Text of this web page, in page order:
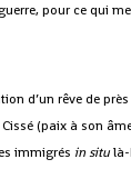
pour ce qui
d’un rêve de
(paix à son
immigrés in situlà-